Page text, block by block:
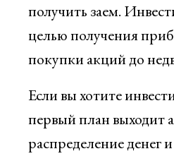
получить заем.
целью получения
покупки акций до
Если вы хотите
первый план выходит
распределение денег